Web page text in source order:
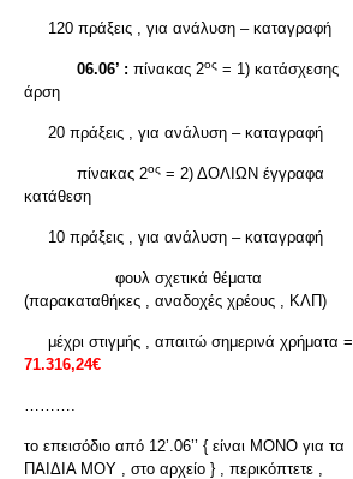
120 πράξεις , για ανάλυση – καταγραφή
06.06’ : πίνακας 2ος = 1) κατάσχεσης
άρση
20 πράξεις , για ανάλυση – καταγραφή
πίνακας 2ος = 2) ΔΟΛΙΩΝ έγγραφα
κατάθεση
10 πράξεις , για ανάλυση – καταγραφή
φουλ σχετικά θέματα
(παρακαταθήκες , αναδοχές χρέους , ΚΛΠ)
μέχρι στιγμής , απαιτώ σημερινά χρήματα =
71.316,24€
……….
το επεισόδιο από 12’.06’’ { είναι ΜΟΝΟ για τα
ΠΑΙΔΙΑ ΜΟΥ , στο αρχείο } , περικόπτετε ,